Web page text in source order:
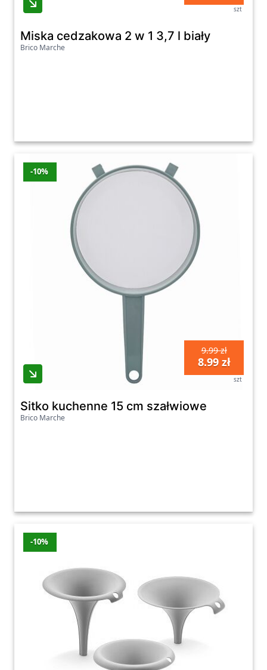
szt
Miska cedzakowa 2 w 1 3,7 l biały
Brico Marche
-10%
9.99 zł
8.99 zł
szt
Sitko kuchenne 15 cm szałwiowe
Brico Marche
-10%